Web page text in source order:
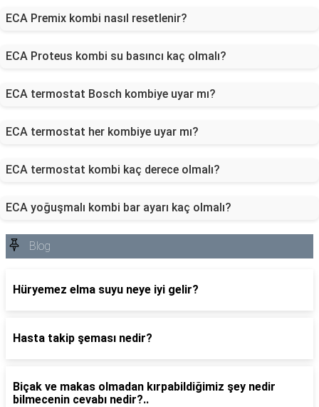
ECA Premix kombi nasıl resetlenir?
ECA Proteus kombi su basıncı kaç olmalı?
ECA termostat Bosch kombiye uyar mı?
ECA termostat her kombiye uyar mı?
ECA termostat kombi kaç derece olmalı?
ECA yoğuşmalı kombi bar ayarı kaç olmalı?
Blog
Hüryemez elma suyu neye iyi gelir?
Hasta takip şeması nedir?
Biçak ve makas olmadan kırpabildiğimiz şey nedir
bilmecenin cevabı nedir?..